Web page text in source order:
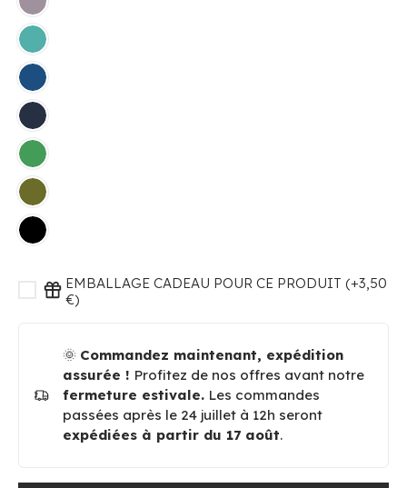
EMBALLAGE CADEAU POUR CE PRODUIT (+3,50
€)
🌞 Commandez maintenant, expédition
assurée ! Profitez de nos offres avant notre
fermeture estivale. Les commandes
passées après le 24 juillet à 12h seront
expédiées à partir du 17 août.